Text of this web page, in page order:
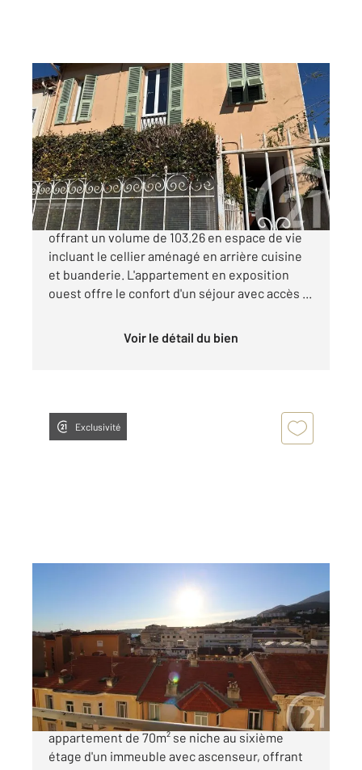
MENTON 06
60,03 m2
, 3 pièces
Ref : 482
Appartement F2 Bis à vendre
315 000 €
A saisir !! Opportunité bas de maison de ville
offrant un volume de 103.26 en espace de vie
incluant le cellier aménagé en arrière cuisine
et buanderie. L'appartement en exposition
ouest offre le confort d'un séjour avec accès ...
Voir le détail du bien
Exclusivité
Appartement à vendre
309 000 €
Au cœur du carré d'or de Menton, ce charmant
appartement de 70m² se niche au sixième
étage d'un immeuble avec ascenseur, offrant